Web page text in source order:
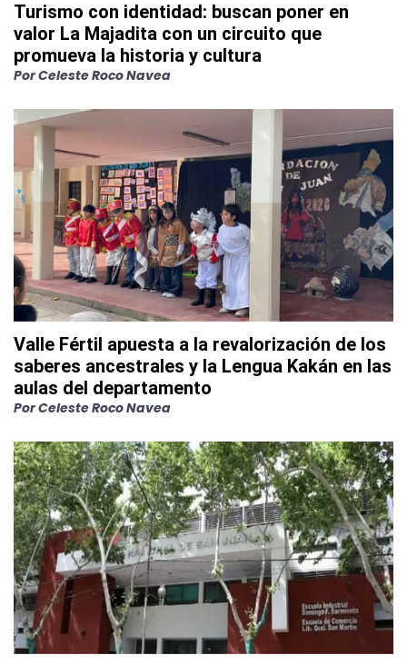
Turismo con identidad: buscan poner en
valor La Majadita con un circuito que
promueva la historia y cultura
PorCeleste Roco Navea
Valle Fértil apuesta a la revalorización de los
saberes ancestrales y la Lengua Kakán en las
aulas del departamento
PorCeleste Roco Navea